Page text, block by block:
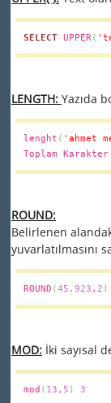
SELECT UPPER (
LENGTH: Yazıda
lenght ( 'ahmet
Toplam
ROUND:
Belirlenen
yuvarlatılmasını
ROUND (45.923 , 2 )
MOD: İki sayısal
mod ( 13 , 5 ) 3